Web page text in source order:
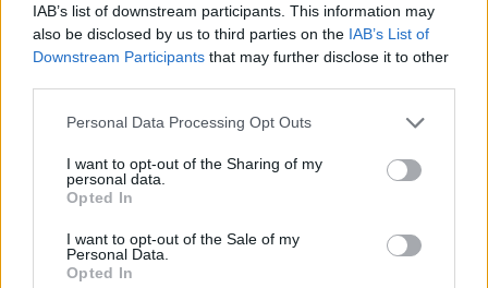
IAB’s list of downstream participants. This information may
also be disclosed by us to third parties on the IAB’s List of
Downstream Participants that may further disclose it to other
Please note that this website/app uses one or more Google
not limited to your visit or usage behaviour. You may click to
grant or deny consent to Google and its third-party tags to
use your data for below specified purposes in below Google
consent section.
Personal Data Processing Opt Outs
I want to opt-out of the Sharing of my
personal data.
Opted In
I want to opt-out of the Sale of my
Personal Data.
Opted In
El base italiano abandona el Baskonia
tras un pésimo inicio de temporada
Virtus
Vital victoria de los de Messina, que demostraron que
siguen siendo un equipo a tener en cuenta